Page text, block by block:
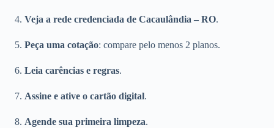
Veja a rede credenciada de Cacaulândia – RO.
Peça uma cotação: compare pelo menos 2 planos.
Leia carências e regras.
Assine e ative o cartão digital.
Agende sua primeira limpeza.